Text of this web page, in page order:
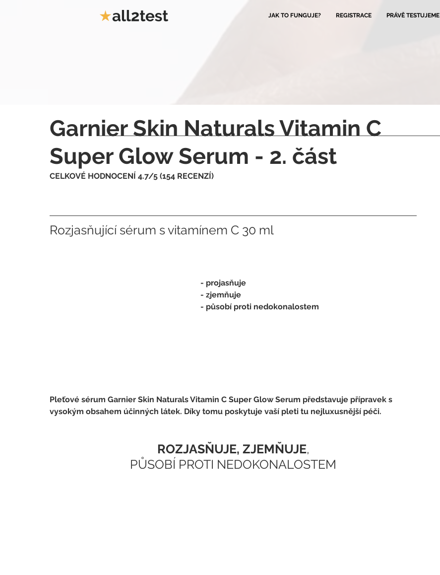
JAK TO FUNGUJE? REGISTRACE PRÁVĚ TESTUJEME
Garnier Skin Naturals Vitamin C
Super Glow Serum - 2. část
CELKOVÉ HODNOCENÍ 4.7/5 (154 RECENZÍ)
Rozjasňující sérum s vitamínem C 30 ml
- projasňuje
- zjemňuje
- působí proti nedokonalostem
Pleťové sérum Garnier Skin Naturals Vitamin C Super Glow Serum představuje přípravek s
vysokým obsahem účinných látek. Díky tomu poskytuje vaší pleti tu nejluxusnější péči.
ROZJASŇUJE, ZJEMŇUJE,
PŮSOBÍ PROTI NEDOKONALOSTEM